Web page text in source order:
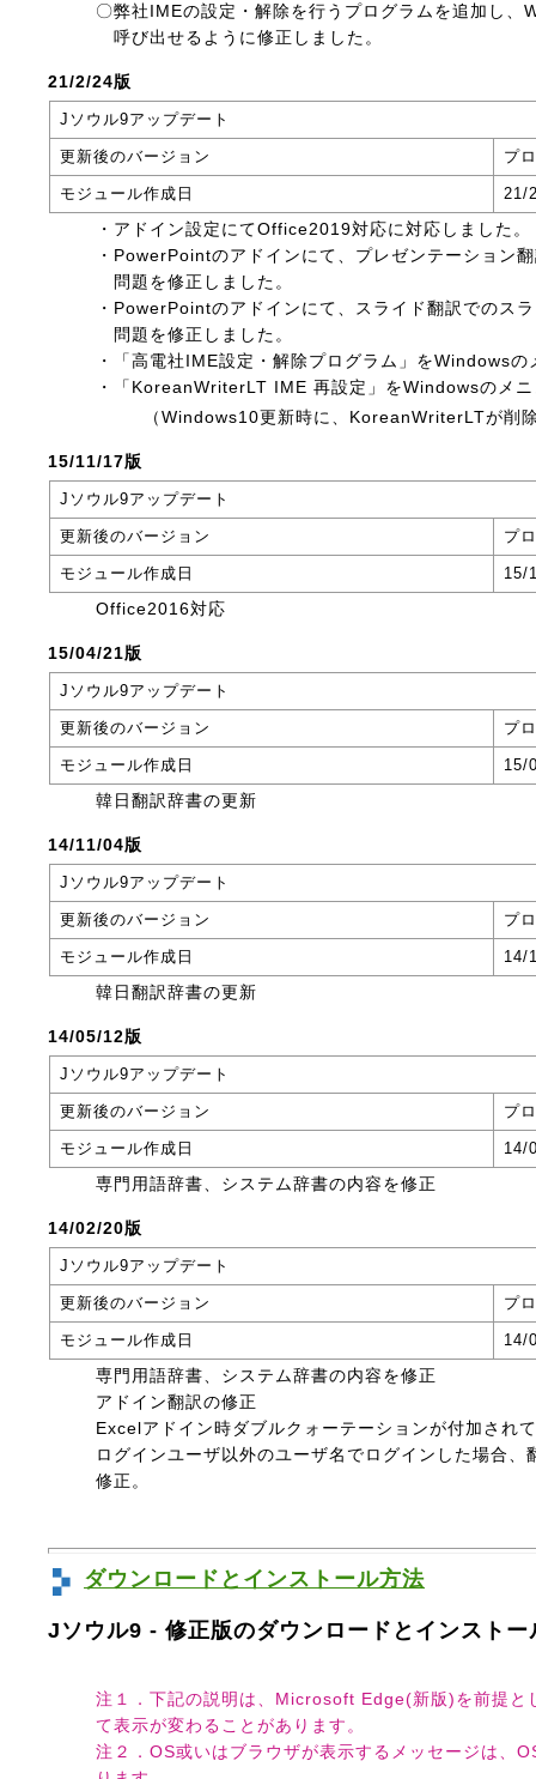
〇弊社IMEの設定・解除を行うプログラムを追加し、
呼び出せるように修正しました。
21/2/24版
Jソウル9アップデート
更新後のバージョン プ
モジュール作成日
21/
・アドイン設定にてOffice2019対応に対応しました。
・PowerPointのアドインにて、プレゼンテーション
問題を修正しました。
・PowerPointのアドインにて、スライド翻訳でのス
問題を修正しました。
・「高電社IME設定・解除プログラム」をWindows
・「KoreanWriterLT IME 再設定」をWindowsのメ
（Windows10更新時に、KoreanWriterLTが削
15/11/17版
Jソウル9アップデート
更新後のバージョン プ
モジュール作成日
15/
Office2016対応
15/04/21版
Jソウル9アップデート
更新後のバージョン プ
モジュール作成日
15/
韓日翻訳辞書の更新
14/11/04版
Jソウル9アップデート
更新後のバージョン プ
モジュール作成日
14/
韓日翻訳辞書の更新
14/05/12版
Jソウル9アップデート
更新後のバージョン プ
モジュール作成日
14/
専門用語辞書、システム辞書の内容を修正
14/02/20版
Jソウル9アップデート
更新後のバージョン プ
モジュール作成日
14/
専門用語辞書、システム辞書の内容を修正
アドイン翻訳の修正
Excelアドイン時ダブルクォーテーションが付加され
ログインユーザ以外のユーザ名でログインした場合
修正。
ダウンロードとインストール方法
Jソウル9 - 修正版のダウンロードとインストー
注１．下記の説明は、Microsoft Edge(新版)を前提と
て表示が変わることがあります。
注２．OS或いはブラウザが表示するメッセージは、